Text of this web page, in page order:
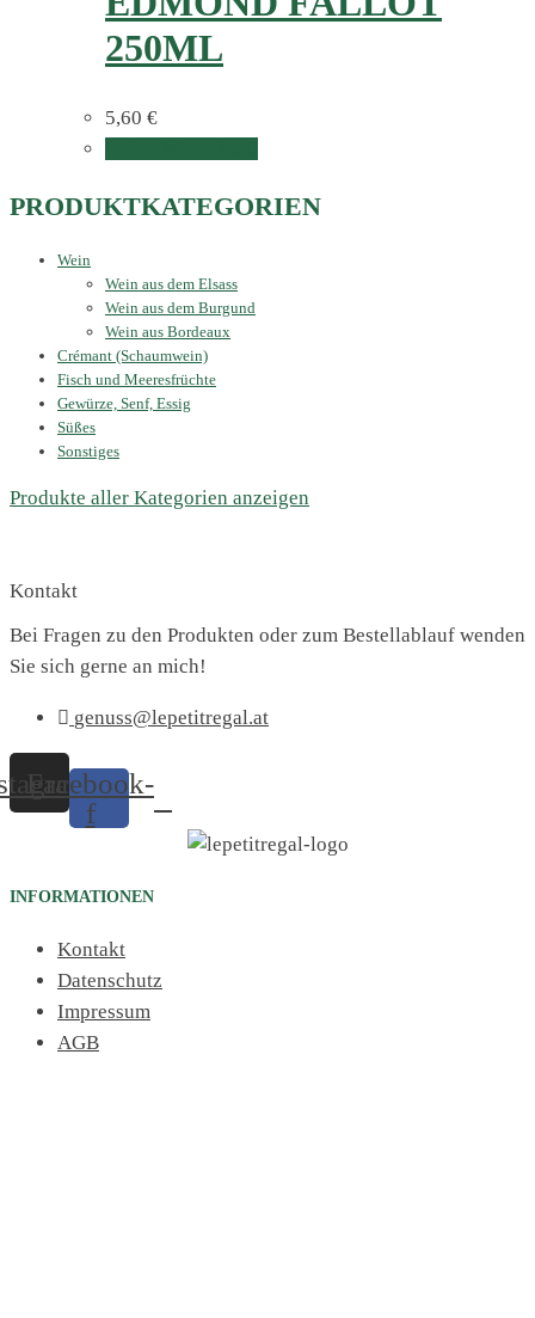
50ML
5,60 €
PRODUKTKATEGORIEN
Wein
Wein aus dem Elsass
Wein aus dem Burgund
Wein aus Bordeaux
Crémant (Schaumwein)
Fisch und Meeresfrüchte
Gewürze, Senf, Essig
Süßes
Sonstiges
Produkte aller Kategorien anzeigen
Kontakt
Bei Fragen zu den Produkten oder zum Bestellablauf wenden
Sie sich gerne an mich!
genuss@lepetitregal.at
Facebook-
f
INFORMATIONEN
Kontakt
Datenschutz
Impressum
AGB